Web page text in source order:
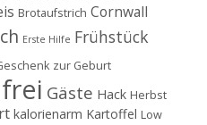
Brotaufstrich Cornwall
Erste Hilfe Frühstück
zur Geburt
Gäste Hack Herbst
kalorienarm Kartoffel Low